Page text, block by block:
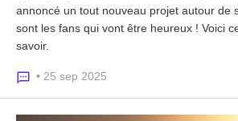
annoncé un tout nouveau projet autour de
sont les fans qui vont être heureux ! Voici
savoir.
• 25 sep 2025